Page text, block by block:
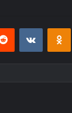
Reddit